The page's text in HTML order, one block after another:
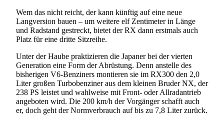
Wem das nicht reicht, der kann künftig auf eine neue
Langversion bauen – um weitere elf Zentimeter in Länge
und Radstand gestreckt, bietet der RX dann erstmals auch
Platz für eine dritte Sitzreihe.
Unter der Haube praktizieren die Japaner bei der vierten
Generation eine Form der Abrüstung. Denn anstelle des
bisherigen V6-Benziners montieren sie im RX300 den 2,0
Liter großen Turbobenziner aus dem kleinen Bruder NX, der
238 PS leistet und wahlweise mit Front- oder Allradantrieb
angeboten wird. Die 200 km/h der Vorgänger schafft auch
er, doch geht der Normverbrauch auf bis zu 7,8 Liter zurück.